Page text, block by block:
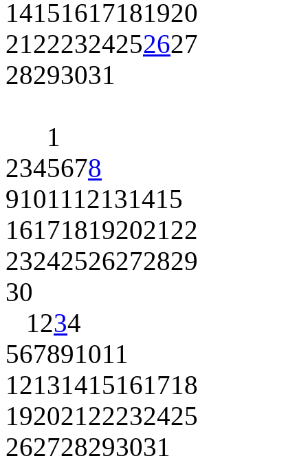
14151617181920
21222324252627
28293031
1
2345678
9101112131415
16171819202122
23242526272829
30
1234
567891011
12131415161718
19202122232425
262728293031